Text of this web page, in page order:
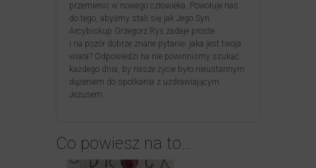
przemienić w nowego człowieka. Powołuje nas
do tego, abyśmy stali się jak Jego Syn.
Arcybiskup Grzegorz Ryś zadaje proste
i na pozór dobrze znane pytanie: jaka jest twoja
wiara? Odpowiedzi na nie powinniśmy szukać
każdego dnia, by nasze życie było nieustannym
dążeniem do spotkania z uzdrawiającym
Jezusem.
Co powiesz na to…